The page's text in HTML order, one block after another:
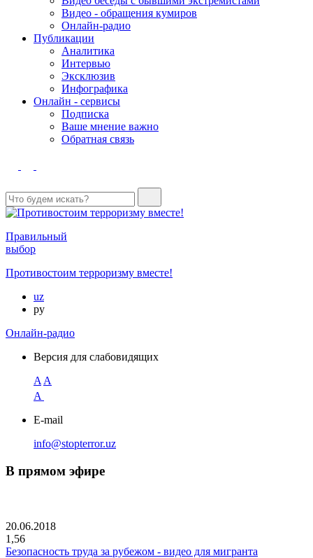
Видео - обращения кумиров
Онлайн-радио
Публикации
Аналитика
Интервью
Эксклюзив
Инфографика
Онлайн - сервисы
Подписка
Ваше мнение важно
Обратная связь
Правильный
выбор
Противостоим терроризму вместе!
uz
ру
Онлайн-радио
Версия для слабовидящих
A A
A
E-mail
info@stopterror.uz
В прямом эфире
20.06.2018
1,56
Безопасность труда за рубежом - видео для мигранта